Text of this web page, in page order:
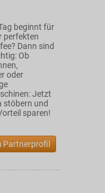
beginnt für
perfekten
Dann sind
Ob
oder
Jetzt
stöbern und
sparen!
Partnerprofil